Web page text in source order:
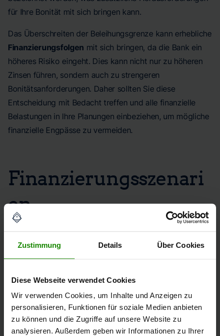
Zustimmung Details Über Cookies
Diese Webseite verwendet Cookies
Wir verwenden Cookies, um Inhalte und Anzeigen zu
personalisieren, Funktionen für soziale Medien anbieten
zu können und die Zugriffe auf unsere Website zu
analysieren. Außerdem geben wir Informationen zu Ihrer
für Ihre Bonität mit sich bringen kann.
Das Überschreiten der Beleihungsgrenze kann erhebliche
Finanzierungsfolgen mit sich bringen, da die Bank ein
höheres Risiko eingeht. Dies kann nicht nur zu höheren
Zinsen führen, sondern auch zu strengeren
Bonitätsanforderungen. Daher sollten Sie diese
Entscheidung mit Bedacht treffen und alle finanzielle
Belastungen in Ihre Planungen einbeziehen, um mögliche
finanzielle Engpässe zu vermeiden.
Finanzierungsszenari
en
BeleihungsgrenzeHierbei handelt es sich um die
klassische Finanzierung, bei der Sie innerhalb der
Beleihungsgrenze
bleiben. Banken gewähren oft
Finanzierung basierend auf dem Beleihungswert Ihrer
Immobilie.100%-Finanzierung erklärtDas bedeutet, dass
der gesamte Kaufpreis Ihrer Immobilie über das Darlehen